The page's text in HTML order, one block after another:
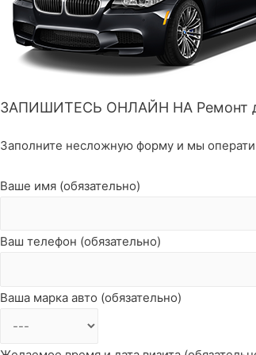
ЗАПИШИТЕСЬ ОНЛАЙН НА Ремонт
Заполните несложную форму и мы
Ваше имя (обязательно)
Ваш телефон (обязательно)
Ваша марка авто (обязательно)